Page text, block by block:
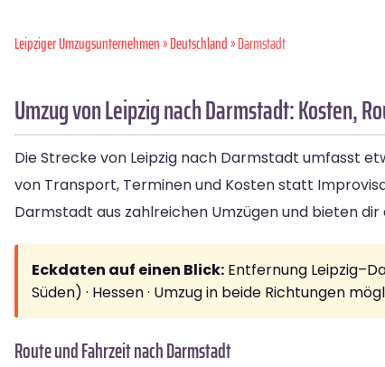
Leipziger Umzugsunternehmen»Deutschland» Darmstadt
Umzug von Leipzig nach Darmstadt: Kosten,
Die Strecke von Leipzig nach Darmstadt umfasst
von Transport, Terminen und Kosten statt
Darmstadt aus zahlreichen Umzügen und bieten
Eckdaten auf einen Blick: Entfernung
Süden) · Hessen · Umzug in beide Richtungen
Route und Fahrzeit nach Darmstadt